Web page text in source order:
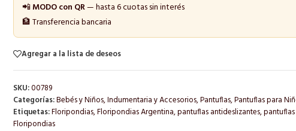
📲MODO con QR— hasta 6 cuotas sin interés
🏦 Transferencia bancaria
Agregar a la lista de deseos
SKU:00789
Categorías:Bebés y Niños,Indumentaria y Accesorios,Pantuflas,Pantuflas para
Etiquetas:Floripondias,Floripondias Argentina,pantuflas antideslizantes,
Floripondias